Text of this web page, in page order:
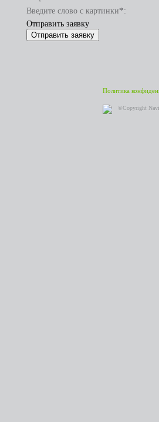
Введите слово с картинки*:
Отправить заявку
Политика
©Copyright